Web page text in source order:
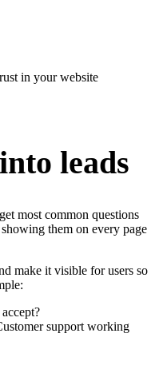
in your website
leads
most common questions
them on every page
make it visible for users so
support working